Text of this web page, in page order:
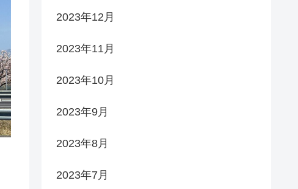
2023年12月
2023年11月
2023年10月
2023年9月
2023年8月
2023年7月